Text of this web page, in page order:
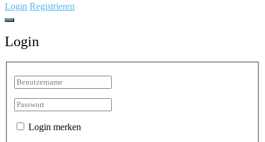
Login Registrieren
Login
Login merken